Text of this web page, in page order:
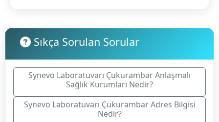
Sıkça Sorulan Sorular
Synevo Laboratuvarı Çukurambar Anlaşmalı
Sağlık Kurumları Nedir?
Synevo Laboratuvarı Çukurambar Adres Bilgisi
Nedir?